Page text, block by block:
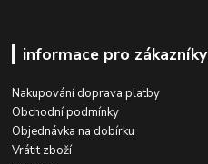
informace pro zákazníky
Nakupování doprava platby
Obchodní podmínky
Objednávka na dobírku
Vrátit zboží